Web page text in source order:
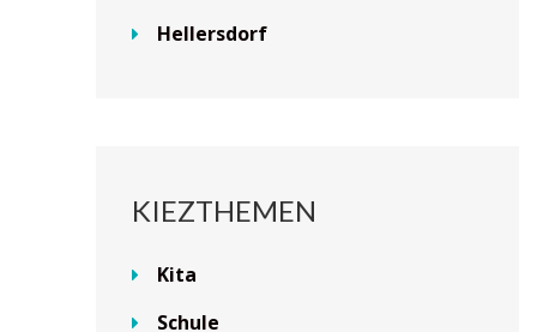
Hellersdorf
KIEZTHEMEN
Kita
Schule